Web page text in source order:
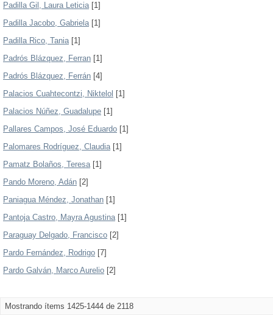
Padilla Gil, Laura Leticia[1]
Padilla Jacobo, Gabriela[1]
Padilla Rico, Tania[1]
Padrós Blázquez, Ferran [1]
Padrós Blázquez, Ferrán [4]
Palacios Cuahtecontzi, Niktelol [1]
Palacios Núñez, Guadalupe [1]
Pallares Campos, José Eduardo [1]
Palomares Rodríguez, Claudia[1]
Pamatz Bolaños, Teresa[1]
Pando Moreno, Adán [2]
Paniagua Méndez, Jonathan [1]
Pantoja Castro, Mayra Agustina[1]
Paraguay Delgado, Francisco [2]
Pardo Fernández, Rodrigo [7]
Pardo Galván, Marco Aurelio [2]
Mostrando ítems 1425-1444 de 2118